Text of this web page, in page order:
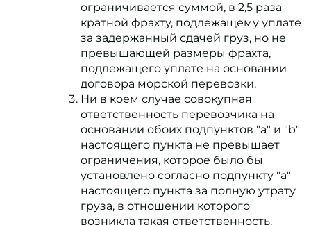
ограничивается суммой, в 2,5 раза
кратной фрахту, подлежащему уплате
за задержанный сдачей груз, но не
превышающей размеры фрахта,
подлежащего уплате на основании
договора морской перевозки.
Ни в коем случае совокупная
ответственность перевозчика на
основании обоих подпунктов "a" и "b"
настоящего пункта не превышает
ограничения, которое было бы
установлено согласно подпункту "a"
настоящего пункта за полную утрату
груза, в отношении которого
возникла такая ответственность.